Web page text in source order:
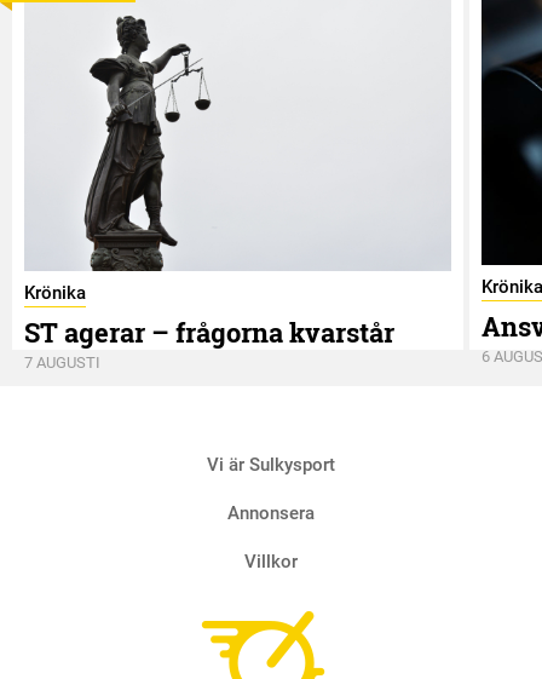
Krönika
ST agerar – frågorna kvarstår
7 AUGUSTI
Krönika
6
Vi är Sulkysport
Annonsera
Villkor